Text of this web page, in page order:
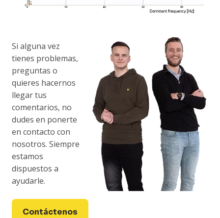
Si alguna vez
tienes problemas,
preguntas o
quieres hacernos
llegar tus
comentarios, no
dudes en ponerte
en contacto con
nosotros. Siempre
estamos
dispuestos a
ayudarle.
Contáctenos